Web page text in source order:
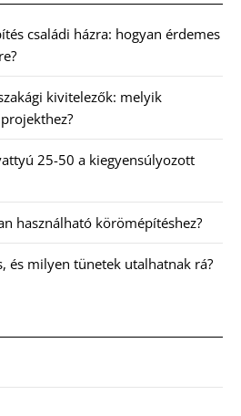
családi házra: hogyan érdemes
kivitelezők: melyik
25-50 a kiegyensúlyozott
használható körömépítéshez?
és milyen tünetek utalhatnak rá?